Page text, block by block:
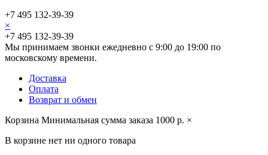
+7 495 132-39-39
×
+7 495 132-39-39
Мы принимаем звонки ежедневно с 9:00 до 19:00 по
московскому времени.
Доставка
Оплата
Возврат и обмен
Корзина Минимальная сумма заказа 1000 р. ×
В корзине нет ни одного товара